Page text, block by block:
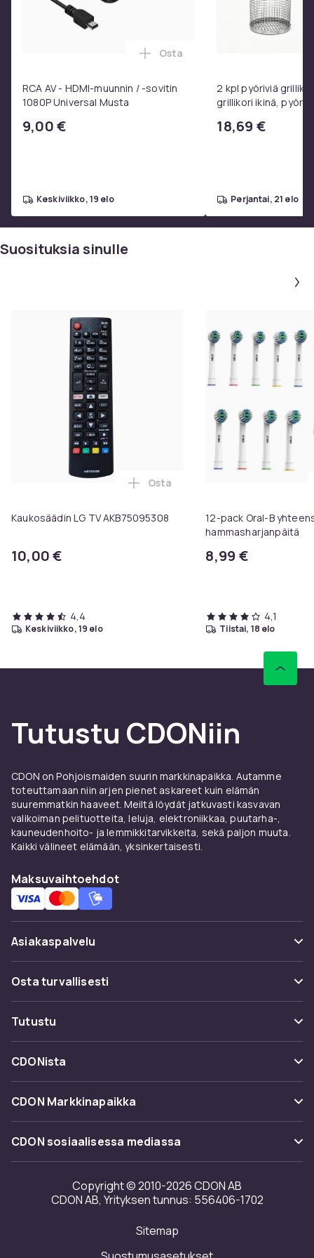
1bc77b31-3b59-5ccb-ab89-38b238184a63
RCA AV - HDMI-muunnin / -sovitin
1080P Universal Musta
9,00 €
Lisää RCA AV - HDMI-
Osta
keskiviikko, 19 elo
2 kpl pyöriviä
grillikori ikinä,
valmistettu
18,69 €
perjantai, 21 elo
Suosituksia sinulle
Kaukosäädin LG TV AKB75095308
10,00 €
Lisää Kaukosäädin LG TV
Osta
4,4
keskiviikko, 19 elo
12-pack Oral-B
hammasharjanpäitä
8,99 €
4,1
tiistai, 18 elo
Tutustu CDONiin
CDON on Pohjoismaiden suurin markkinapaikka. Autamme
toteuttamaan niin arjen pienet askareet kuin elämän
suuremmatkin haaveet. Meiltä löydät jatkuvasti kasvavan
valikoiman pelituotteita, leluja, elektroniikkaa, puutarha-,
kauneudenhoito- ja lemmikkitarvikkeita, sekä paljon muuta.
Kaikki välineet elämään, yksinkertaisesti.
Maksuvaihtoehdot
Asiakaspalvelu
Usein kysyttyä (UKK)
Seuraa pakettia
Ota yhteyttä
Osta turvallisesti
Maksuvaihtoehdot
Toimitus
Takaisinvedot
Tutustu
Kategoriat
Tuotemerkit
CDONista
Tietoa meistä
Asiakasarvionnit
Investor relations
Saavutettavuusseloste
CDON Markkinapaikka
Merchant Help Center
CDON sosiaalisessa mediassa
Copyright © 2010-2026 CDON AB
CDON AB, Yrityksen tunnus: 556406-1702
Sitemap